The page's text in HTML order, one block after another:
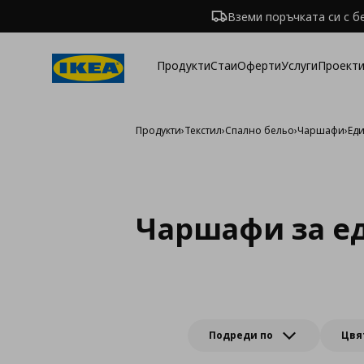
Вземи поръчката си с
ПродуктиСтаиОфертиУслуги
Продукти›Текстил›Спално бельо›Чаршафи›
Чаршафи за
Подреди по